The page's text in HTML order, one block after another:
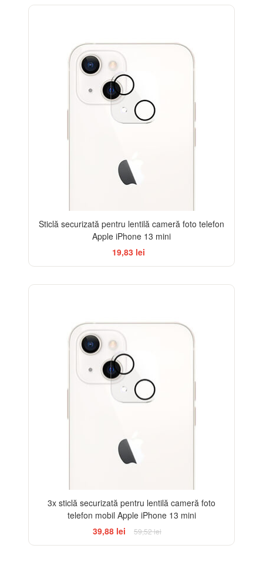
Sticlă securizată pentru lentilă cameră foto telefon
Apple iPhone 13 mini
19,83 lei
3x sticlă securizată pentru lentilă cameră foto
telefon mobil Apple iPhone 13 mini
39,88 lei
59,52 lei